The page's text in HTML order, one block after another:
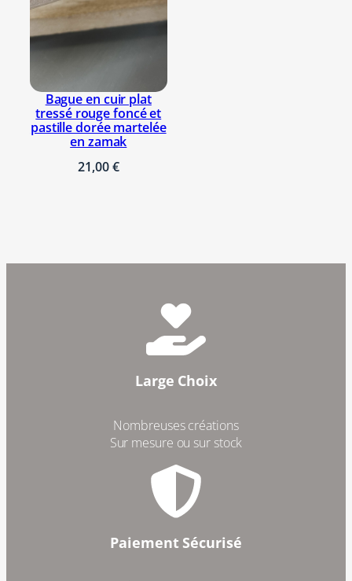
Bague en cuir plat
tressé rouge foncé et
pastille dorée martelée
en zamak
21,00€
Large Choix
Nombreuses créations
Sur mesure ou sur stock
Paiement Sécurisé